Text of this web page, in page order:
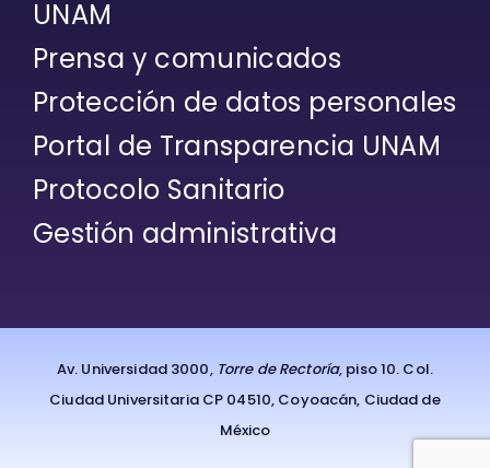
UNAM
Prensa y comunicados
Protección de datos personales
Portal de Transparencia UNAM
Protocolo Sanitario
Gestión administrativa
Av. Universidad 3000, Torre de Rectoría, piso 10. Col.
Ciudad Universitaria CP 04510, Coyoacán, Ciudad de
México